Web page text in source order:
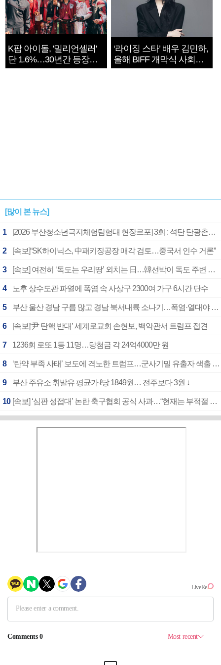
K팝 아이돌, '밀리언셀러'
단 1.6%…30년간 등장
1182개팀 전수조사
‘라이징 스타’ 배우 김민하,
올해 BIFF 개막식 사회자
확정
[많이 본 뉴스]
1 [2026 부산청소년극지체험탐험대 현장르포] 3회 : 석탄 탄광촌에서 북극 연구의 중심지로
2 [속보]“SK하이닉스, 中패키징공장 매각 검토…중국서 인수 거론”
3 [속보] 여전히 ‘독도는 우리땅’ 외치는 日…韓선박이 독도 주변 해양조사 활동하자 반발
4 노후 상수도관 파열에 폭염 속 사상구 2300여 가구 6시간 단수
5 부산 울산 경남 구름 많고 경남 북서내륙 소나기…폭염·열대야 계속
6 [속보]‘尹 탄핵 반대’ 세계로교회 손현보, 백악관서 트럼프 접견
7 1236회 로또 1등 11명…당첨금 각 24억4000만 원
8 ‘탄약 부족 사태’ 보도에 격노한 트럼프…군사기밀 유출자 색출 지시
9 부산 주유소 휘발유 평균가 ℓ당 1849원… 전주보다 3원 ↓
10 [속보] ‘심판 성접대’ 논란 축구협회 공식 사과…“현재는 부적절 행위 없어”